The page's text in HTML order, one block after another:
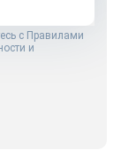
с Правилами
и